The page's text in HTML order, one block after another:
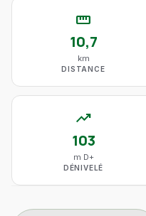
straighten
10,7
km
DISTANCE
trending_up
103
m D+
DÉNIVELÉ